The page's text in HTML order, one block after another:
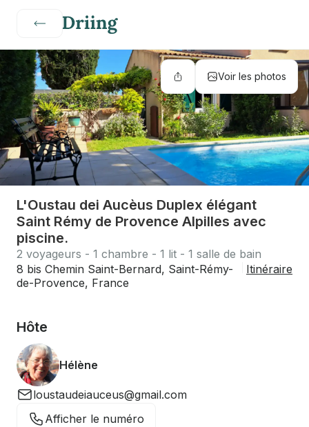
Voir les photos
L'Oustau dei Aucèus Duplex élégant
Saint Rémy de Provence Alpilles avec
piscine.
2 voyageurs - 1 chambre - 1 lit - 1 salle de bain
8 bis Chemin Saint-Bernard, Saint-Rémy-
de-Provence, France
Itinéraire
Hôte
Hélène
loustaudeiauceus@gmail.com
Afficher le numéro